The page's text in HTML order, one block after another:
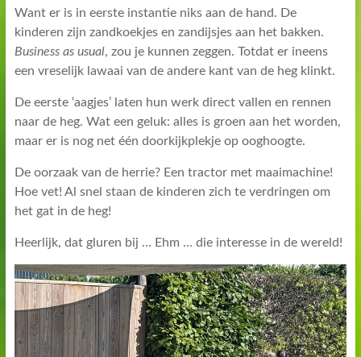
Want er is in eerste instantie niks aan de hand. De
kinderen zijn zandkoekjes en zandijsjes aan het bakken.
Business as usual, zou je kunnen zeggen. Totdat er ineens
een vreselijk lawaai van de andere kant van de heg klinkt.
De eerste ‘aagjes’ laten hun werk direct vallen en rennen
naar de heg. Wat een geluk: alles is groen aan het worden,
maar er is nog net één doorkijkplekje op ooghoogte.
De oorzaak van de herrie? Een tractor met maaimachine!
Hoe vet! Al snel staan de kinderen zich te verdringen om
het gat in de heg!
Heerlijk, dat gluren bij … Ehm … die interesse in de wereld!